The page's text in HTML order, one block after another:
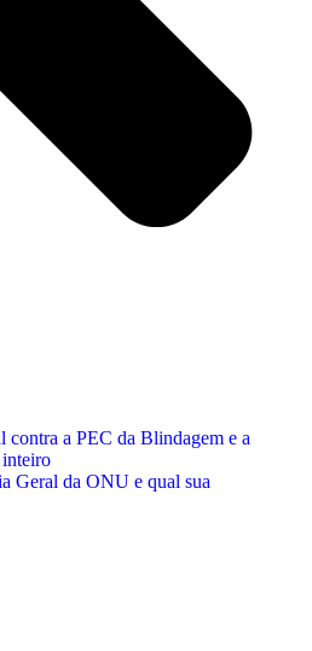
contra a PEC da Blindagem e a
Geral da ONU e qual sua